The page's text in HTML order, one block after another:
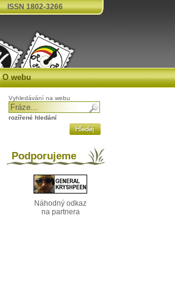
ISSN 1802-3266
O webu
Vyhledávání na webu
rozířené hledání
Podporujeme
Náhodný odkaz
na partnera